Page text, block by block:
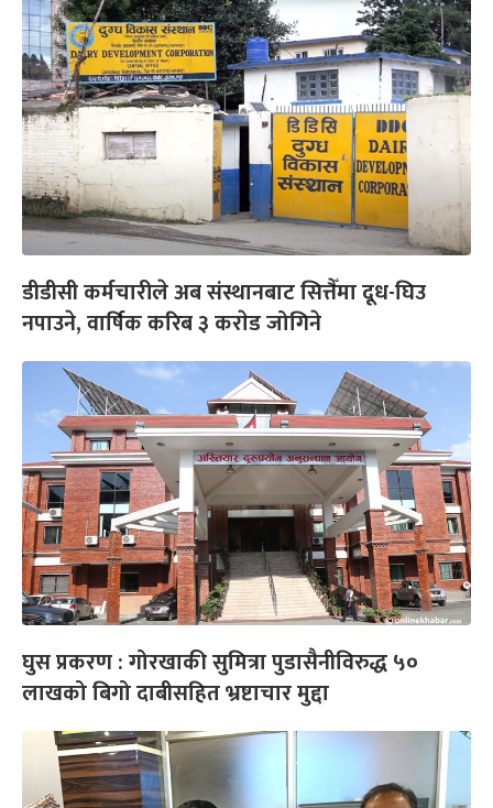
डीडीसी कर्मचारीले अब संस्थानबाट सित्तैँमा दूध-घिउ
नपाउने, वार्षिक करिब ३ कराेड जोगिने
घुस प्रकरण : गोरखाकी सुमित्रा पुडासैनीविरुद्ध ५०
लाखको बिगो दाबीसहित भ्रष्टाचार मुद्दा